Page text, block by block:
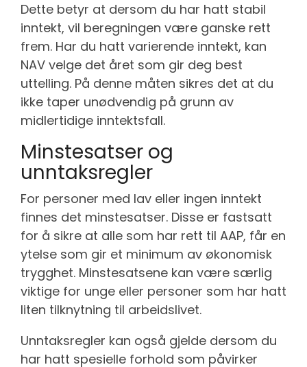
Dette betyr at dersom du har hatt stabil
inntekt, vil beregningen være ganske rett
frem. Har du hatt varierende inntekt, kan
NAV velge det året som gir deg best
uttelling. På denne måten sikres det at du
ikke taper unødvendig på grunn av
midlertidige inntektsfall.
Minstesatser og
unntaksregler
For personer med lav eller ingen inntekt
finnes det minstesatser. Disse er fastsatt
for å sikre at alle som har rett til AAP, får en
ytelse som gir et minimum av økonomisk
trygghet. Minstesatsene kan være særlig
viktige for unge eller personer som har hatt
liten tilknytning til arbeidslivet.
Unntaksregler kan også gjelde dersom du
har hatt spesielle forhold som påvirker